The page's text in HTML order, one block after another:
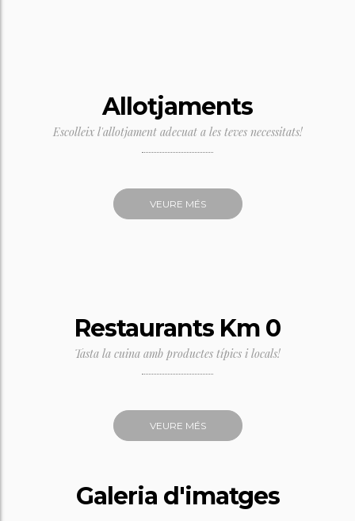
Allotjaments
Escolleix l'allotjament adecuat a les teves necessitats!
VEURE MÉS
Restaurants Km 0
Tasta la cuina amb productes típics i locals!
VEURE MÉS
Galeria d'imatges